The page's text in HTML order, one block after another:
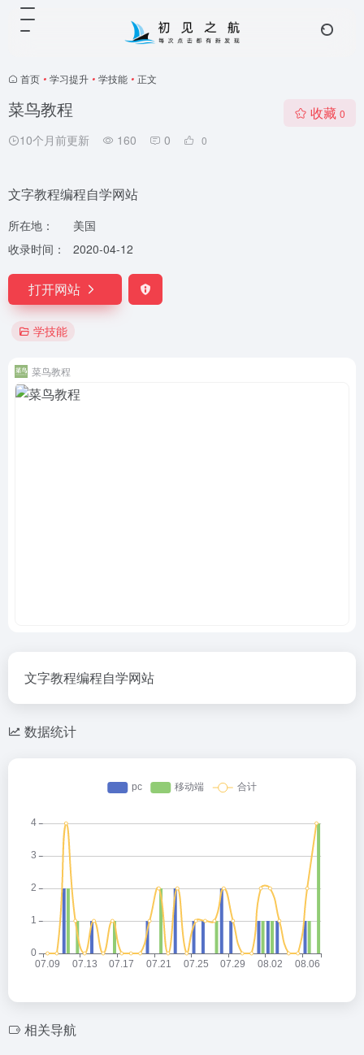
首页 • 学习提升 • 学技能 • 正文
菜鸟教程
10个月前更新 160 0 0
收藏 0
文字教程编程自学网站
所在地：
美国
收录时间：
2020-04-12
打开网站
学技能
菜鸟教程
文字教程编程自学网站
数据统计
相关导航